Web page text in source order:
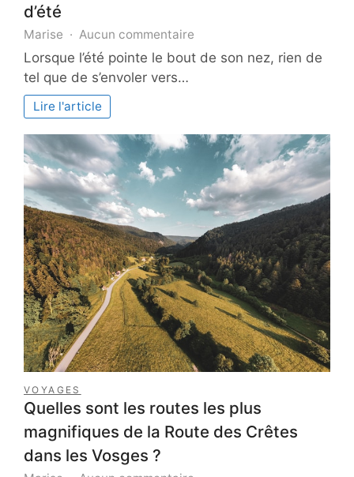
d’été
Marise Aucun commentaire
Découvrir
l’histoire
d’été
Lorsque l’été pointe le bout de son nez, rien de
tel que de s’envoler vers…
Lire l'article
VOYAGES
Quelles sont les routes les plus
magnifiques de la Route des Crêtes
dans les Vosges ?